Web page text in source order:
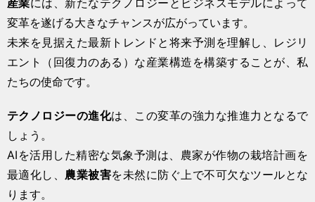
変革を遂げる大きなチャンスが広がっています。
未来を見据えた最新トレンドと将来予測を理解し、レジリ
エント（回復力のある）な産業構造を構築することが、私
たちの使命です。
テクノロジーの進化は、この変革の強力な推進力となるで
しょう。
AIを活用した精密な気象予測は、農家が作物の栽培計画を
最適化し、 農業被害を未然に防ぐ上で不可欠なツールとな
ります。